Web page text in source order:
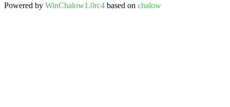
Powered by WinChalow1.0rc4 based on chalow